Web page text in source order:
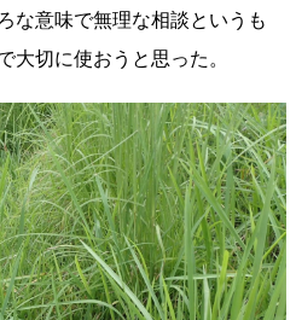
な意味で無理な相談というも
大切に使おうと思った。